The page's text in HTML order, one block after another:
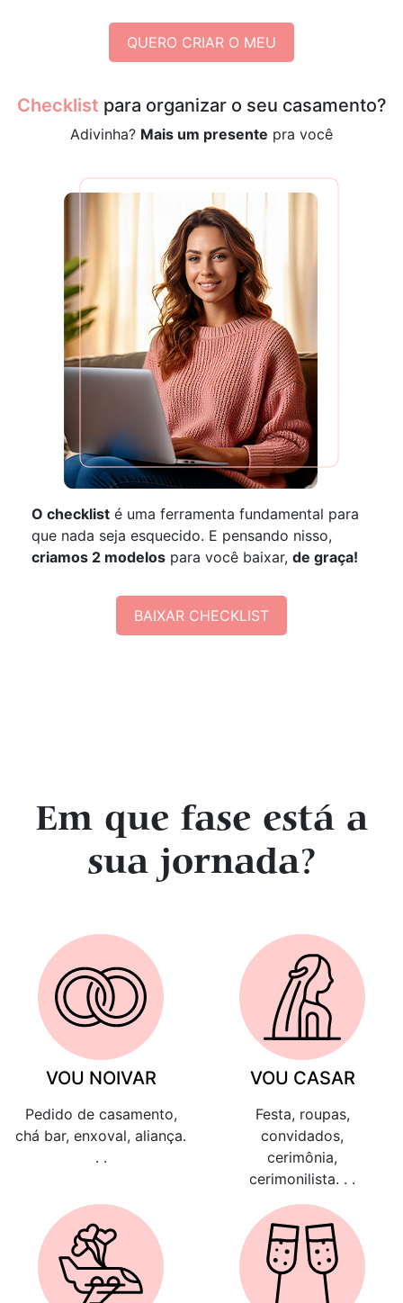
QUERO CRIAR O MEU
Checklist para organizar o seu casamento?
Adivinha? Mais um presente pra você
O checklist é uma ferramenta fundamental para
que nada seja esquecido. E pensando nisso,
criamos 2 modelos para você baixar, de graça!
BAIXAR CHECKLIST
Em que fase está a
sua jornada?
VOU NOIVAR
Pedido de casamento,
chá bar, enxoval, aliança.
. .
VOU CASAR
Festa, roupas,
convidados,
cerimônia,
cerimonilista. . .